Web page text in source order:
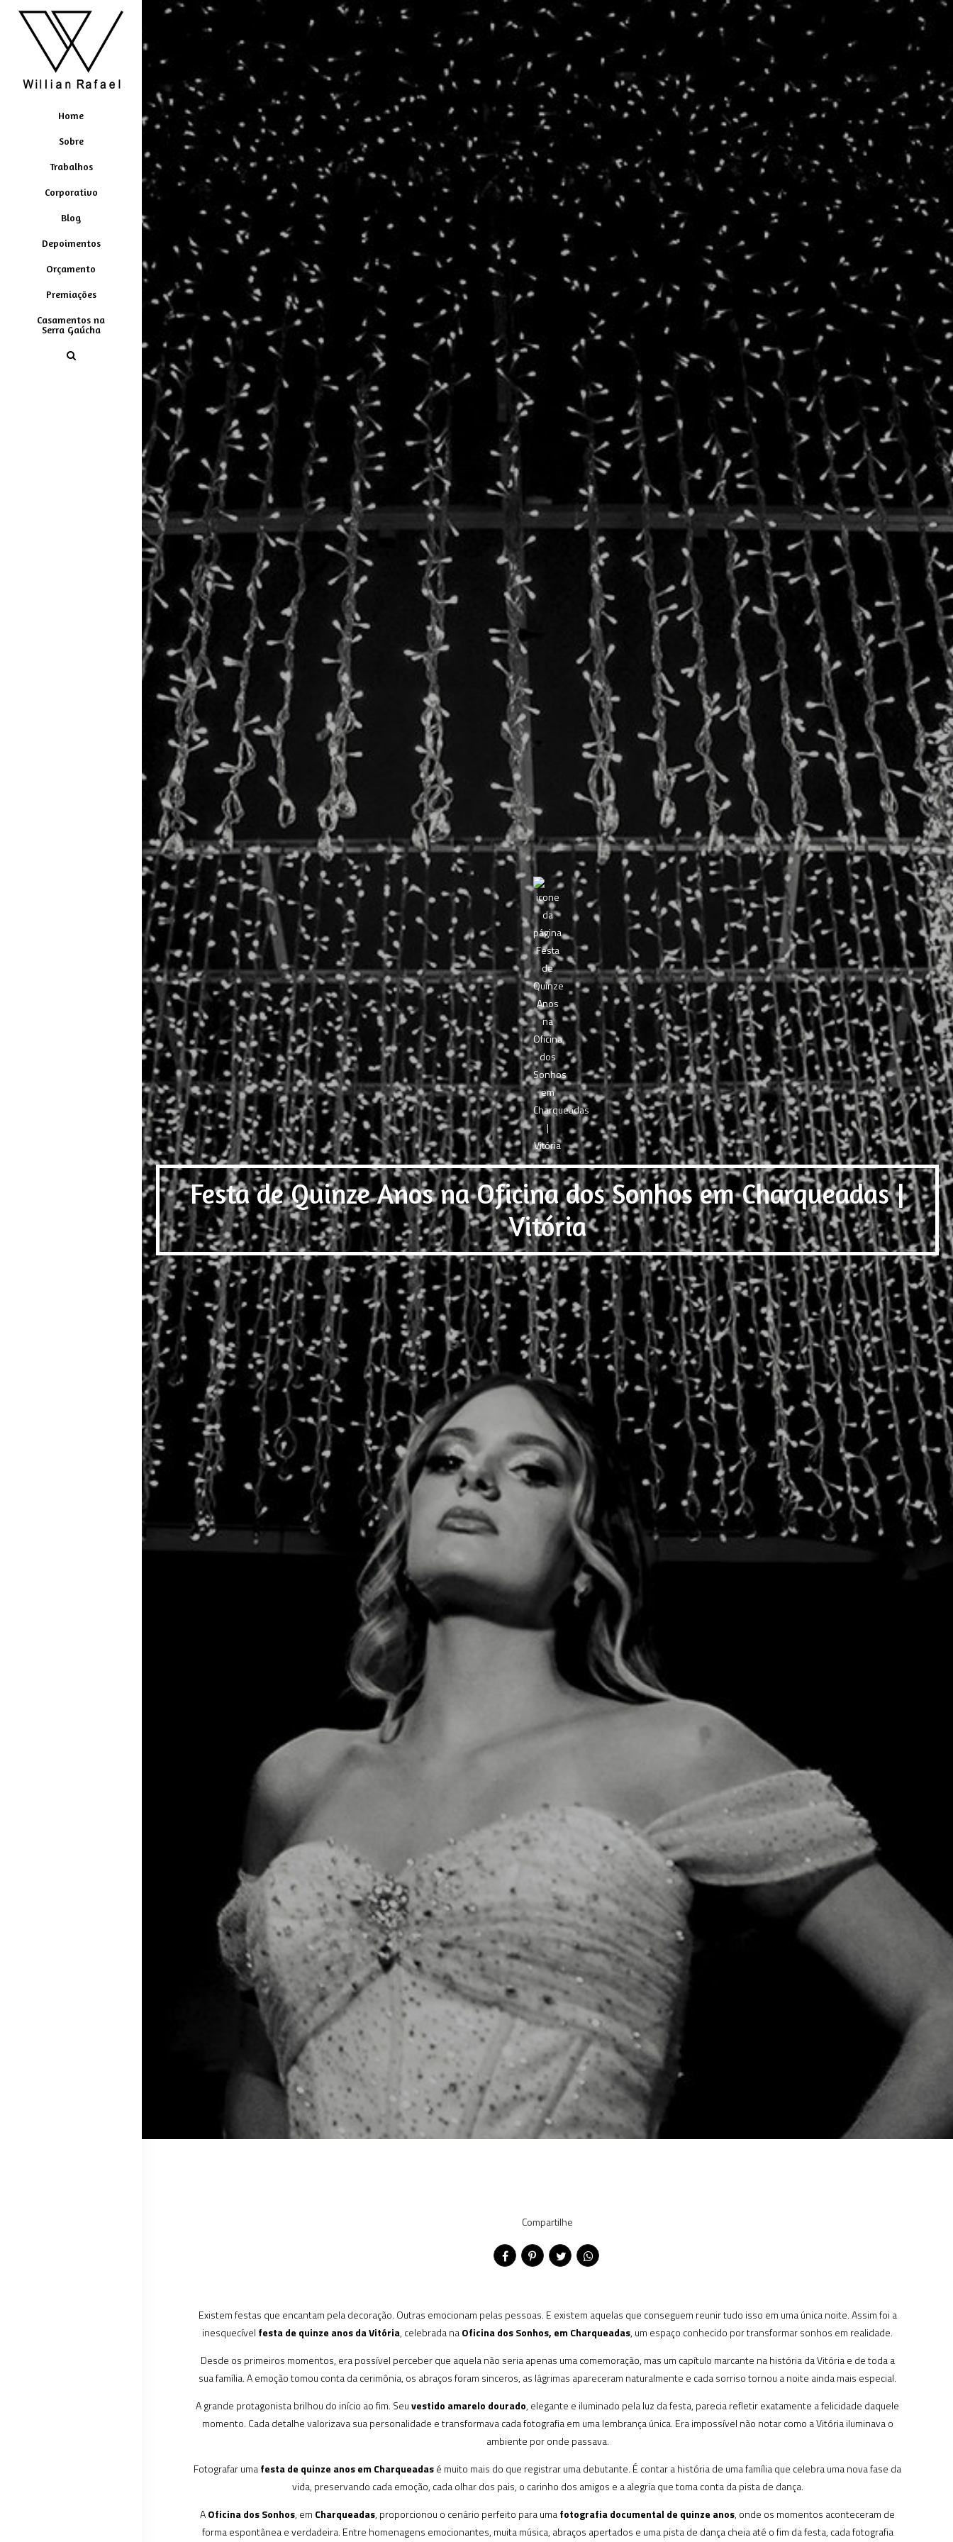
Home
Sobre
Trabalhos
Corporativo
Blog
Depoimentos
Orçamento
Premiações
Casamentos na
Serra Gaúcha
Festa de Quinze Anos na Oficina dos Sonhos em Charqueadas |
Vitória
Compartilhe
Existem festas que encantam pela decoração. Outras emocionam pelas pessoas. E existem aquelas que conseguem reunir tudo isso em uma única noite. Assim foi a
inesquecível festa de quinze anos da Vitória, celebrada naOficina dos Sonhos, em Charqueadas, um espaço conhecido por transformar sonhos em realidade.
Desde os primeiros momentos, era possível perceber que aquela não seria apenas uma comemoração, mas um capítulo marcante na história da Vitória e de toda a
sua família. A emoção tomou conta da cerimônia, os abraços foram sinceros, as lágrimas apareceram naturalmente e cada sorriso tornou a noite ainda mais especial.
A grande protagonista brilhou do início ao fim. Seuvestido amarelo dourado, elegante e iluminado pela luz da festa, parecia refletir exatamente a felicidade daquele
momento. Cada detalhe valorizava sua personalidade e transformava cada fotografia em uma lembrança única. Era impossível não notar como a Vitória iluminava o
ambiente por onde passava.
Fotografar umafesta de quinze anos em Charqueadasé muito mais do que registrar uma debutante. É contar a história de uma família que celebra uma nova fase da
vida, preservando cada emoção, cada olhar dos pais, o carinho dos amigos e a alegria que toma conta da pista de dança.
AOficina dos Sonhos, em Charqueadas, proporcionou o cenário perfeito para umafotografia documental de quinze anos, onde os momentos aconteceram de
forma espontânea e verdadeira. Entre homenagens emocionantes, muita música, abraços apertados e uma pista de dança cheia até o fim da festa, cada fotografia